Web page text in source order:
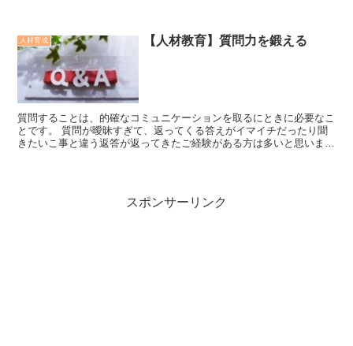
人材育成 【人材教育】質問力を鍛える
質問することは、的確なコミュニケーションを取るにときに必要なこ
とです。 質問が曖昧すぎて、返ってくる答えがイマイチだったり聞
きたいこ事と違う返答が返ってきたご経験がある方は多いと思いま
スポンサーリンク